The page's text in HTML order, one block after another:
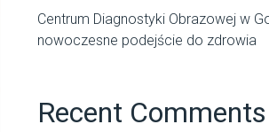
Centrum Diagnostyki Obrazowej w
nowoczesne podejście do zdrowia
Recent Comments